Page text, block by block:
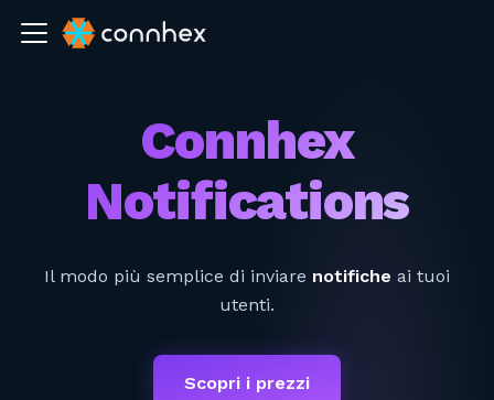
Connhex
Notifications
Il modo più semplice di inviare notifiche ai tuoi
utenti.
Scopri i prezzi